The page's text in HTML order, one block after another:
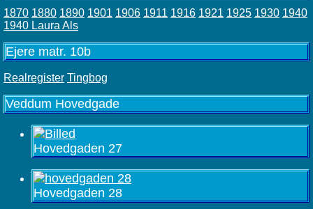
1870 1880 1890 1901 1906 1911 1916 1921 1925 1930 1940
1940 Laura Als
Ejere matr. 10b
Realregister Tingbog
Veddum Hovedgade
Hovedgaden 27
Hovedgaden 28